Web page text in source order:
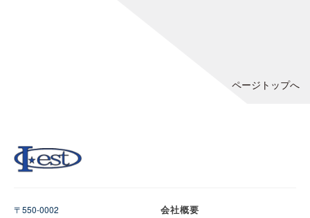
ページトップへ
〒550-0002
会社概要